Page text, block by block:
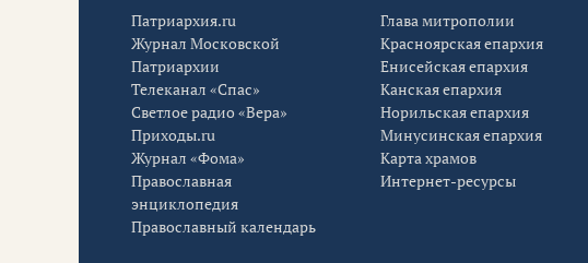
Патриархия.ru
Журнал Московской
Патриархии
Телеканал «Спас»
Светлое радио «Вера»
Приходы.ru
Журнал «Фома»
Православная
энциклопедия
Православный календарь
Глава митрополии
Красноярская епархия
Енисейская епархия
Канская епархия
Норильская епархия
Минусинская епархия
Карта храмов
Интернет-ресурсы